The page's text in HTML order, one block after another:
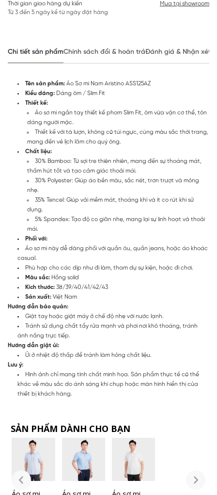
Thời gian giao hàng dự kiến
Từ 3 đến 5 ngày kể từ ngày đặt hàng
Mua tại showroom
Chi tiết sản phẩmChính sách đổi & hoàn trảĐánh giá & Nhận xét
Tên sản phẩm: Áo Sơ mi Nam Aristino ASS125AZ
Kiểu dáng: Dáng ôm / Slim Fit
Thiết kế:
Áo sơ mi ngắn tay thiết kế phom Slim Fit, ôm vừa vặn cơ thể, tôn
dáng người mặc.
Thiết kế với tà lượn, không có túi ngực, cùng màu sắc thời trang,
mang đến vẻ lịch lãm cho quý ông.
Chất liệu:
30% Bamboo: Từ sợi tre thiên nhiên, mang đến sự thoáng mát,
thấm hút tốt và tạo cảm giác thoải mái.
30% Polyester: Giúp áo bền màu, sắc nét, trơn trượt và mỏng
nhẹ.
35% Tencel: Giúp vải mềm mát, thoáng khí và ít co rút khi sử
dụng.
5% Spandex: Tạo độ co giãn nhẹ, mang lại sự linh hoạt và thoải
mái.
Phối với:
Áo sơ mi này dễ dàng phối với quần âu, quần jeans, hoặc áo khoác
casual.
Phù hợp cho các dịp như đi làm, tham dự sự kiện, hoặc đi chơi.
Màu sắc: Hồng solid
Kích thước: 38/39/40/41/42/43
Sản xuất: Việt Nam
Hướng dẫn bảo quản:
Giặt tay hoặc giặt máy ở chế độ nhẹ với nước lạnh.
Tránh sử dụng chất tẩy rửa mạnh và phơi nơi khô thoáng, tránh
ánh nắng trực tiếp.
Hướng dẫn giặt ủi:
Ủi ở nhiệt độ thấp để tránh làm hỏng chất liệu.
Lưu ý:
Hình ảnh chỉ mang tính chất minh họa. Sản phẩm thực tế có thể
khác về màu sắc do ánh sáng khi chụp hoặc màn hình hiển thị của
thiết bị khách hàng.
SẢN PHẨM DÀNH CHO BẠN